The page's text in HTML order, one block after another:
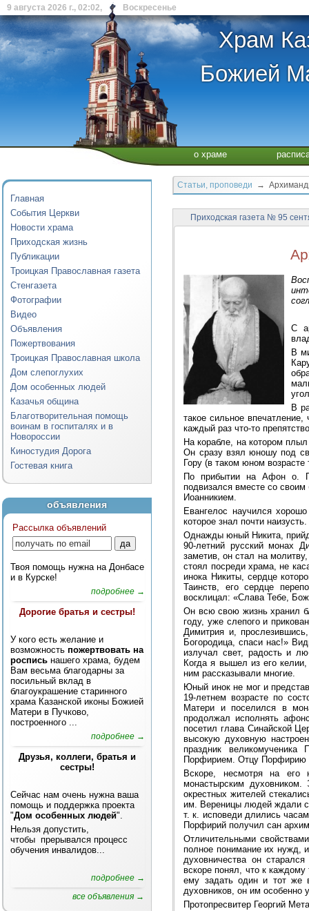
9 августа 2026 г., 02:02, Воскресенье
Храм
Божией
о храме
Главная
События Церкви
Новости храма
Приходская жизнь
Публикации
Троицкая Православная газета
Стенгазета
Фотографии
Видео
Объявления
Пожертвования
Троицкая Православная школа
Дом слепоглухих
Дом особенных людей
Казачья община
Благотворительная помощь
воинам в госпиталях и в
Новороссии
Киностудия Дорога
Гостевая книга
объявления
Рассылка объявлений
Твоя помощь нужна на Донбасе
и в Курске!
подробнее →
Дорогие братья и сестры!
У кого есть желание и
возможность пожертвовать на
роспись нашего храма, будем
Вам весьма благодарны за
посильный вклад в
благоукрашение старинного
храма Казанской иконы Божией
Матери в Пучково,
построенного ...
подробнее →
Друзья, коллеги, братья и
сестры!
Сейчас нам очень нужна ваша
помощь и поддержка проекта
"Дом особенных людей".
Нельзя допустить,
чтобы прерывался процесс
обучения инвалидов...
подробнее →
все объявления →
Статьи, проповеди →
Приходская газета № 95
С
В
В
такое сильное
каждый раз что-то
На корабле, на котором
Он сразу взял юношу под
Гору (в таком юном возрасте
По прибытии на Афон о.
подвизался вместе со
Иоанникием.
Евангелос научился
которое знал почти
Однажды юный Никита,
90-летний русский монах
заметив, он стал на
стоял посреди храма, не
инока Никиты, сердце
Таинств, его сердце
восклицал: «Слава Тебе,
Он всю свою жизнь хранил
году, уже слепого и
Димитрия и,
Богородица, спаси нас!»
излучал свет, радость и
Когда я вышел из его
ним рассказывали многие.
Юный инок не мог и
19-летнем возрасте по
Матери и поселился в
продолжал исполнять
посетил глава Синайской
высокую духовную
праздник
Порфирием. Отцу Порфирию
Вскоре, несмотря на его
монастырским
окрестных жителей
им. Вереницы людей ждали
т. к. исповеди длились
Порфирий получил сан
Отличительными
полное понимание их нужд,
духовничества он
вскоре понял, что к
ему задать один и тот же
духовников, он им особенно
Протопресвитер Георгий